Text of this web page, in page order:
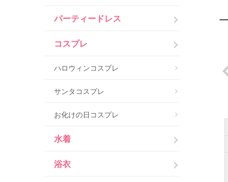
パーティードレス
コスプレ
ハロウィンコスプレ
サンタコスプレ
お化けの日コスプレ
水着
浴衣